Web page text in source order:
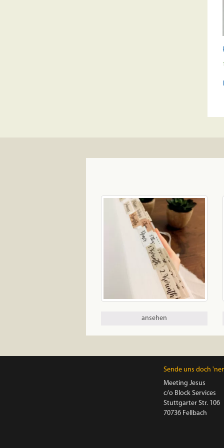
ansehen
Sende uns doch
Meeting Jesus
c/o Block Services
Stuttgarter Str. 106
70736 Fellbach